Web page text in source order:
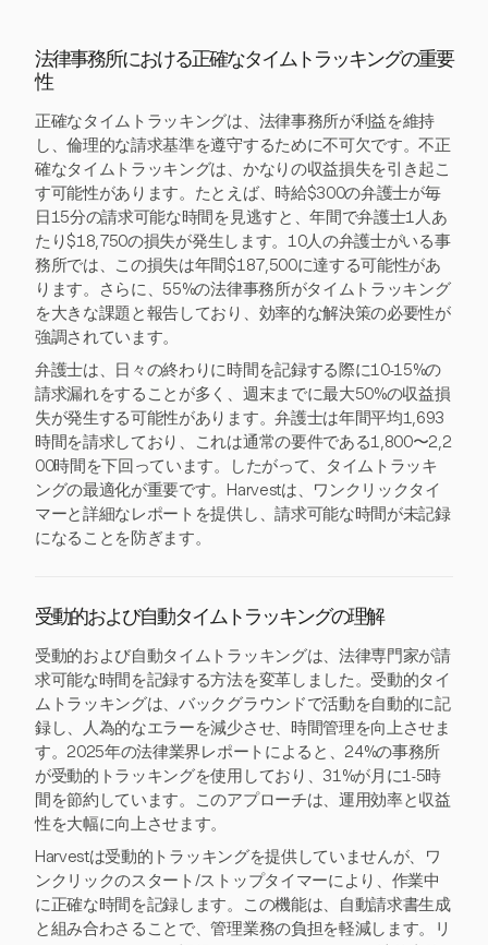
法律事務所における正確なタイムトラッキングの重要
性
正確なタイムトラッキングは、法律事務所が利益を維持
し、倫理的な請求基準を遵守するために不可欠です。不正
確なタイムトラッキングは、かなりの収益損失を引き起こ
す可能性があります。たとえば、時給$300の弁護士が毎
日15分の請求可能な時間を見逃すと、年間で弁護士1人あ
たり$18,750の損失が発生します。10人の弁護士がいる事
務所では、この損失は年間$187,500に達する可能性があ
ります。さらに、55%の法律事務所がタイムトラッキング
を大きな課題と報告しており、効率的な解決策の必要性が
強調されています。
弁護士は、日々の終わりに時間を記録する際に10-15%の
請求漏れをすることが多く、週末までに最大50%の収益損
失が発生する可能性があります。弁護士は年間平均1,693
時間を請求しており、これは通常の要件である1,800〜2,2
00時間を下回っています。したがって、タイムトラッキ
ングの最適化が重要です。Harvestは、ワンクリックタイ
マーと詳細なレポートを提供し、請求可能な時間が未記録
になることを防ぎます。
受動的および自動タイムトラッキングの理解
受動的および自動タイムトラッキングは、法律専門家が請
求可能な時間を記録する方法を変革しました。受動的タイ
ムトラッキングは、バックグラウンドで活動を自動的に記
録し、人為的なエラーを減少させ、時間管理を向上させま
す。2025年の法律業界レポートによると、24%の事務所
が受動的トラッキングを使用しており、31%が月に1-5時
間を節約しています。このアプローチは、運用効率と収益
性を大幅に向上させます。
Harvestは受動的トラッキングを提供していませんが、ワ
ンクリックのスタート/ストップタイマーにより、作業中
に正確な時間を記録します。この機能は、自動請求書生成
と組み合わさることで、管理業務の負担を軽減します。リ